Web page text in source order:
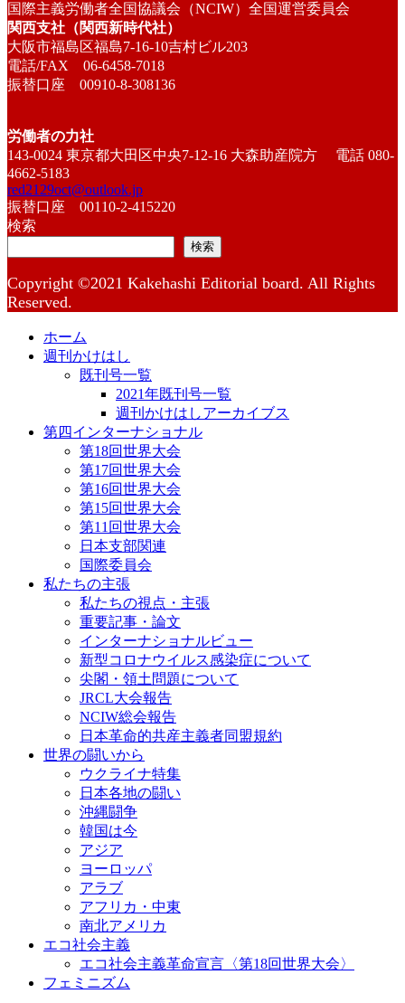
国際主義労働者全国協議会（NCIW）全国運営委員会
関西支社（関西新時代社）
大阪市福島区福島7-16-10吉村ビル203
電話/FAX 06-6458-7018
振替口座 00910-8-308136
労働者の力社
143-0024 東京都大田区中央7-12-16 大森助産院方 電話 080-
4662-5183
red2129oct@outlook.jp
振替口座 00110-2-415220
検索
検索
Copyright ©2021 Kakehashi Editorial board. All Rights
Reserved.
ホーム
週刊かけはし
既刊号一覧
2021年既刊号一覧
週刊かけはしアーカイブス
第四インターナショナル
第18回世界大会
第17回世界大会
第16回世界大会
第15回世界大会
第11回世界大会
日本支部関連
国際委員会
私たちの主張
私たちの視点・主張
重要記事・論文
インターナショナルビュー
新型コロナウイルス感染症について
尖閣・領土問題について
JRCL大会報告
NCIW総会報告
日本革命的共産主義者同盟規約
世界の闘いから
ウクライナ特集
日本各地の闘い
沖縄闘争
韓国は今
アジア
ヨーロッパ
アラブ
アフリカ・中東
南北アメリカ
エコ社会主義
エコ社会主義革命宣言〈第18回世界大会〉
フェミニズム